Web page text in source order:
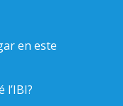
en este